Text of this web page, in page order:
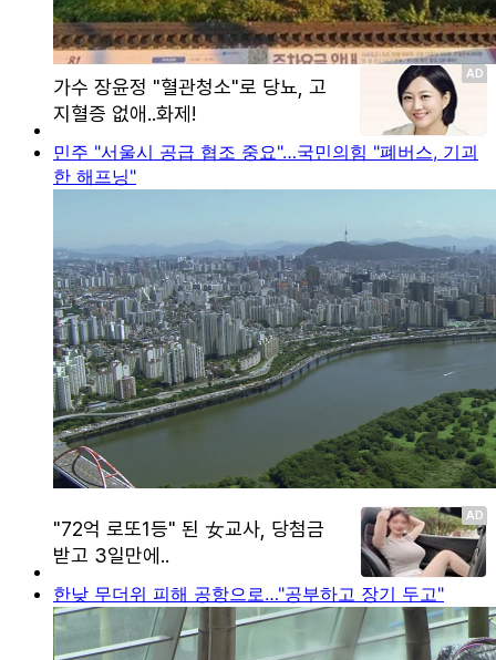
민주 "서울시 공급 협조 중요"…국민의힘 "폐버스, 기괴
한 해프닝"
한낮 무더위 피해 공항으로…"공부하고 장기 두고"